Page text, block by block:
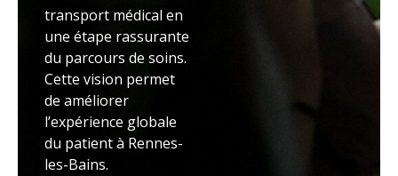
transport médical en
une étape rassurante
du parcours de soins.
Cette vision permet
de améliorer
l’expérience globale
du patient à Rennes-
les-Bains.